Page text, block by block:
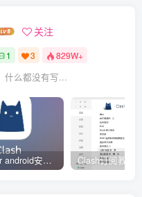
关注
1 3 829W+
什么都没有写...
Clash for android安卓客户端保姆级新手使用教程